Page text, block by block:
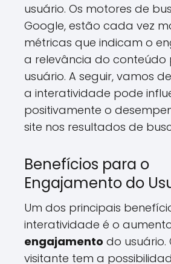
usuário. Os motores de
Google, estão cada vez
métricas que indicam o
a relevância do conteúdo
usuário. A seguir, vamos
a interatividade pode
positivamente o
site nos resultados de
Benefícios para o
Engajamento do
Um dos principais
interatividade é o
engajamento do usuário.
visitante tem a